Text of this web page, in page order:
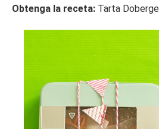
Obtenga la receta: Tarta Doberge